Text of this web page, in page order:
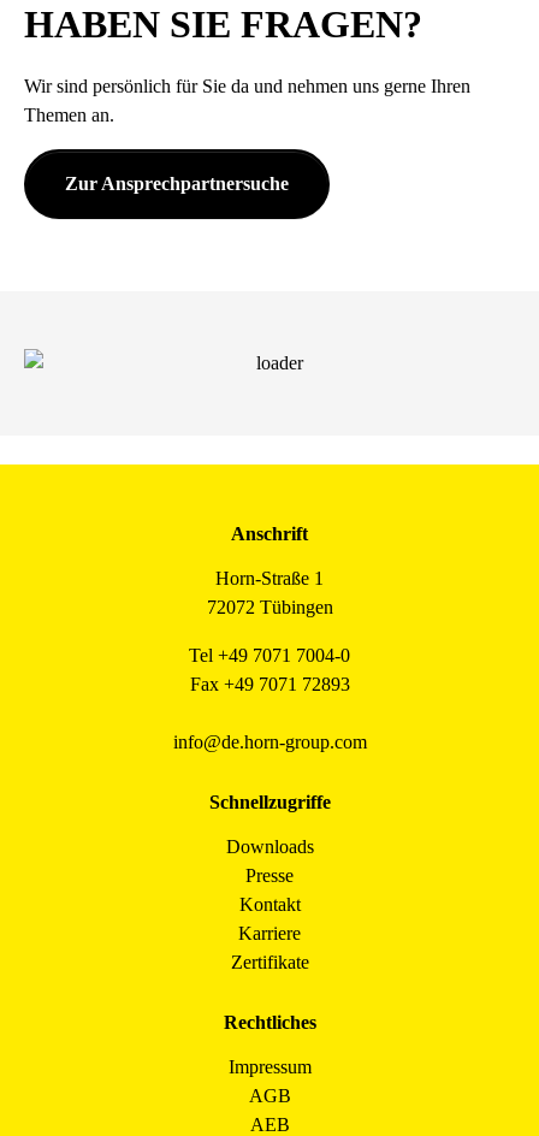
HABEN SIE FRAGEN?
Wir sind persönlich für Sie da und nehmen uns gerne Ihren
Themen an.
Zur Ansprechpartnersuche
Anschrift
Horn-Straße 1
72072 Tübingen
Tel +49 7071 7004-0
Fax +49 7071 72893
info@de.horn-group.com
Schnellzugriffe
Downloads
Presse
Kontakt
Karriere
Zertifikate
Rechtliches
Impressum
AGB
AEB